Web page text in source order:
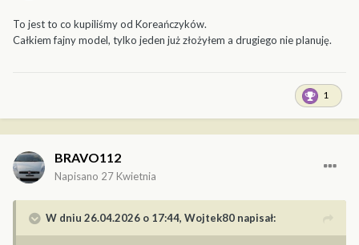
To jest to co kupiliśmy od Koreańczyków.
Całkiem fajny model, tylko jeden już złożyłem a drugiego nie planuję.
1
BRAVO112
Napisano 27 Kwietnia
W dniu 26.04.2026 o 17:44, Wojtek80 napisał: